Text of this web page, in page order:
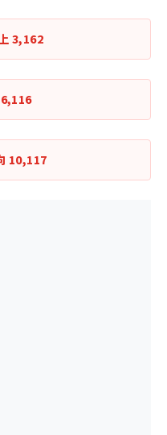
3,162
6,116
10,117